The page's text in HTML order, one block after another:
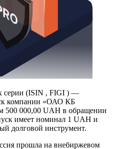
серии (ISIN , FIGI ) —
000,00 UAH в обращении